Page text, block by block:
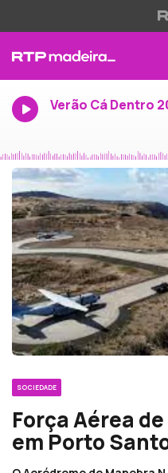
Verão Cá Dentro
SOCIEDADE
Força Aérea
em Porto